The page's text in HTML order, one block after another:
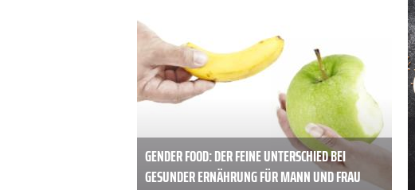
GENDER FOOD: DER FEINE UNTERSCHIED BEI
GESUNDER ERNÄHRUNG FÜR MANN UND FRAU